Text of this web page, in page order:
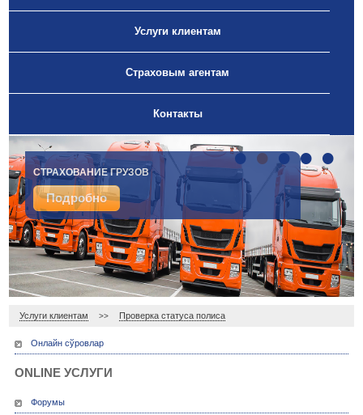
Услуги клиентам
Страховым агентам
Контакты
СТРАХОВАНИЕ ГРУЗОВ
Подробно
•••••
Услуги клиентам >> Проверка статуса полиса
Онлайн сўровлар
ONLINE УСЛУГИ
Форумы